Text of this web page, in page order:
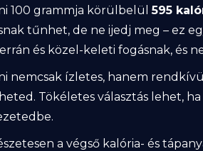
100 grammja körülbelül595
tűnhet, de ne ijedj meg – ez
és közel-keleti fogásnak, és
nemcsak ízletes, hanem
Tökéletes választás lehet,
a végső kalória- és